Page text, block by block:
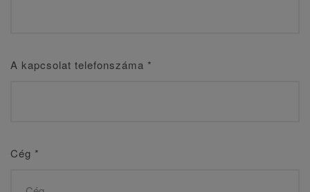
A kapcsolat telefonszáma *
Cég *